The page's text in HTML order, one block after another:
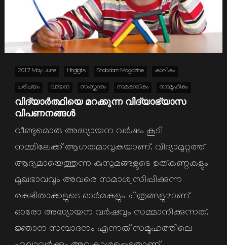
2017 May-June Hihgligts Shabdam Magazine കാലികം
പരിചയം വായന സംസ്കാരം സമകാലികം സാമൂഹികം
വിദ്യാർത്ഥിയെ മറക്കുന്ന വിദ്യാഭ്യാസ
വിപണനങ്ങള്‍
വീണ്ടുമൊരു അദ്ധ്യായന വര്‍ഷം കൂടി
നമ്മിലേക്ക് ആഗതമാവുകയാണ്. വിദ്യാമുറ്റത്ത്
ആദ്യമായെത്തുന്ന കുസുമങ്ങളുടെ ഉത്കണ്ഠകളും
മുഖഭാവവും അവരെ സമാശ്വസിപ്പിക്കുന്ന
രക്ഷിതാക്കളുടെ ഓര്‍മകളും ചിത്രങ്ങളുമാണ്
ഓരോ അദ്ധ്യായന വര്‍ഷവും സമ്മാനിക്കുന്നത്.
ജ്ഞാന സമ്പാദനം എന്നത് സമൂഹത്തിലെ